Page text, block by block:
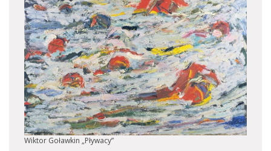
Wiktor Goławkin „Pływacy”